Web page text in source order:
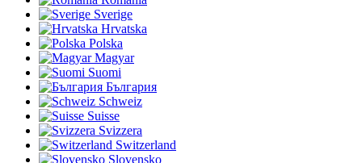
Sverige
Hrvatska
Polska
Magyar
Suomi
България
Schweiz
Suisse
Svizzera
Switzerland
Slovensko